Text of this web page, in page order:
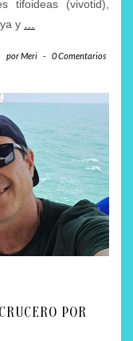
tifoideas (vivotid),
y …
porMeri - 0 Comentarios
POR